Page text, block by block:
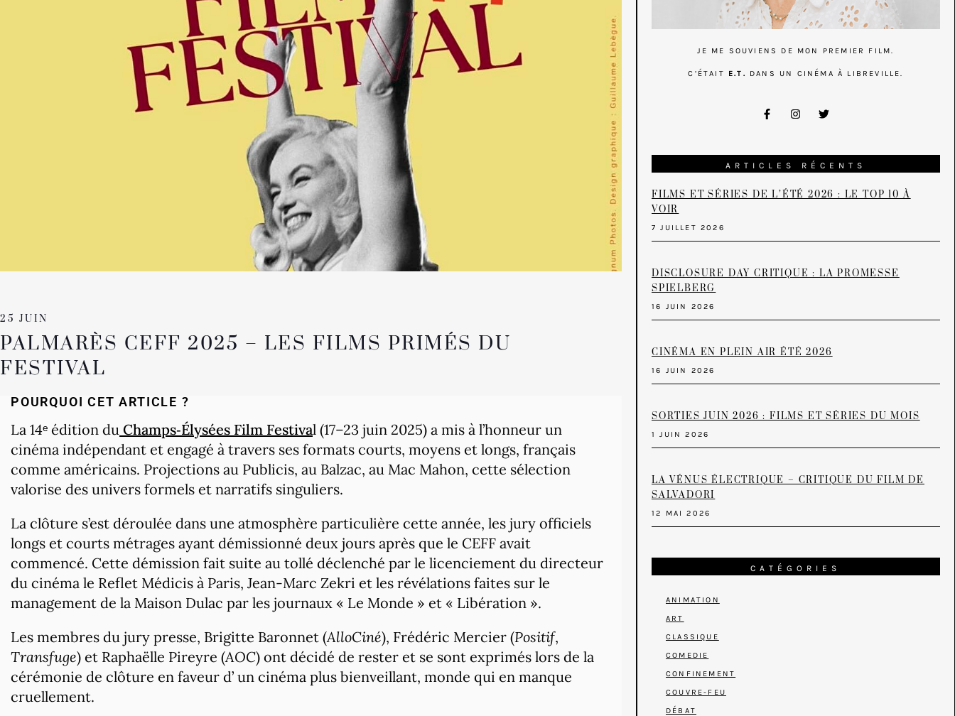
25 JUIN
PALMARÈS CEFF 2025 – LES FILMS PRIMÉS DU
FESTIVAL
POURQUOI CET ARTICLE ?
La 14ᵉ édition du Champs‑Élysées Film Festival (17–23 juin 2025) a mis à l’honneur un
cinéma indépendant et engagé à travers ses formats courts, moyens et longs, français
comme américains. Projections au Publicis, au Balzac, au Mac Mahon, cette sélection
valorise des univers formels et narratifs singuliers.
La clôture s’est déroulée dans une atmosphère particulière cette année, les jury officiels
longs et courts métrages ayant démissionné deux jours après que le CEFF avait
commencé. Cette démission fait suite au tollé déclenché par le licenciement du directeur
du cinéma le Reflet Médicis à Paris, Jean-Marc Zekri et les révélations faites sur le
management de la Maison Dulac par les journaux « Le Monde » et « Libération ».
Les membres du jury presse, Brigitte Baronnet (AlloCiné), Frédéric Mercier (Positif,
Transfuge) et Raphaëlle Pireyre (AOC) ont décidé de rester et se sont exprimés lors de la
cérémonie de clôture en faveur d’ un cinéma plus bienveillant, monde qui en manque
cruellement.
JE ME SOUVIENS DE MON PREMIER FILM.
C’ÉTAIT E.T. DANS UN CINÉMA À LIBREVILLE.
ARTICLES RÉCENTS
FILMS ET SÉRIES DE L’ÉTÉ 2026 : LE TOP 10 À
VOIR
7 JUILLET 2026
DISCLOSURE DAY CRITIQUE : LA PROMESSE
SPIELBERG
16 JUIN 2026
CINÉMA EN PLEIN AIR ÉTÉ 2026
16 JUIN 2026
SORTIES JUIN 2026 : FILMS ET SÉRIES DU MOIS
1 JUIN 2026
LA VÉNUS ÉLECTRIQUE – CRITIQUE DU FILM DE
SALVADORI
12 MAI 2026
CATÉGORIES
ANIMATION
ART
CLASSIQUE
COMEDIE
CONFINEMENT
COUVRE-FEU
DÉBAT